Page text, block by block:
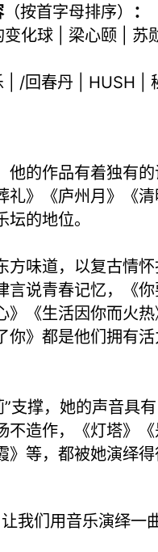
（按首字母排序）
：
变化球 | 梁心颐 | 苏
| /回春丹 | HUSH |
他的作品有着独有
礼》《庐州月》《
的地位。
方味道，以复古情
言说青春记忆，《
》《生活因你而火
你》都是他们拥有
支撑，她的声音具有
不造作，《灯塔》
》等，都被她演绎
我们用音乐演绎一